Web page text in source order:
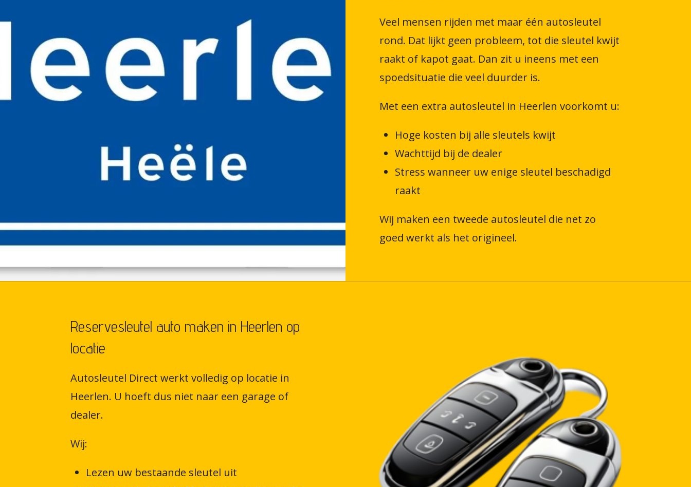
Veel mensen rijden met maar één autosleutel
rond. Dat lijkt geen probleem, tot die sleutel kwijt
raakt of kapot gaat. Dan zit u ineens met een
spoedsituatie die veel duurder is.
Met een extra autosleutel in Heerlen voorkomt u:
Hoge kosten bij alle sleutels kwijt
Wachttijd bij de dealer
Stress wanneer uw enige sleutel beschadigd
raakt
Wij maken een tweede autosleutel die net zo
goed werkt als het origineel.
Reservesleutel auto maken in Heerlen op
locatie
Autosleutel Direct werkt volledig op locatie in
Heerlen. U hoeft dus niet naar een garage of
dealer.
Wij:
Lezen uw bestaande sleutel uit